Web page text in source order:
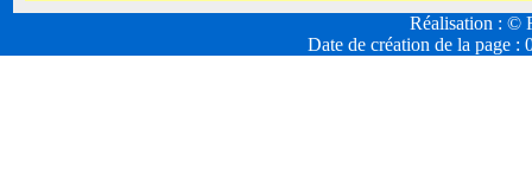
Réalisation : ©
Date de création de la page :